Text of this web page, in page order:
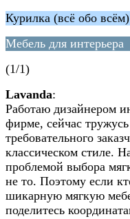
Курилка (всё обо
Мебель для интерьера
(1/1)
Lavanda:
Работаю дизайнером
фирме, сейчас
требовательного
классическом стиле.
проблемой выбора
не то. Поэтому если
шикарную мягкую
поделитесь